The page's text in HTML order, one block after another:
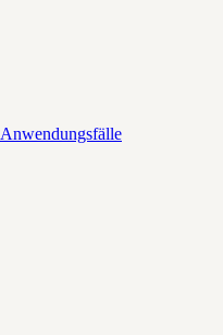
Anwendungsfälle